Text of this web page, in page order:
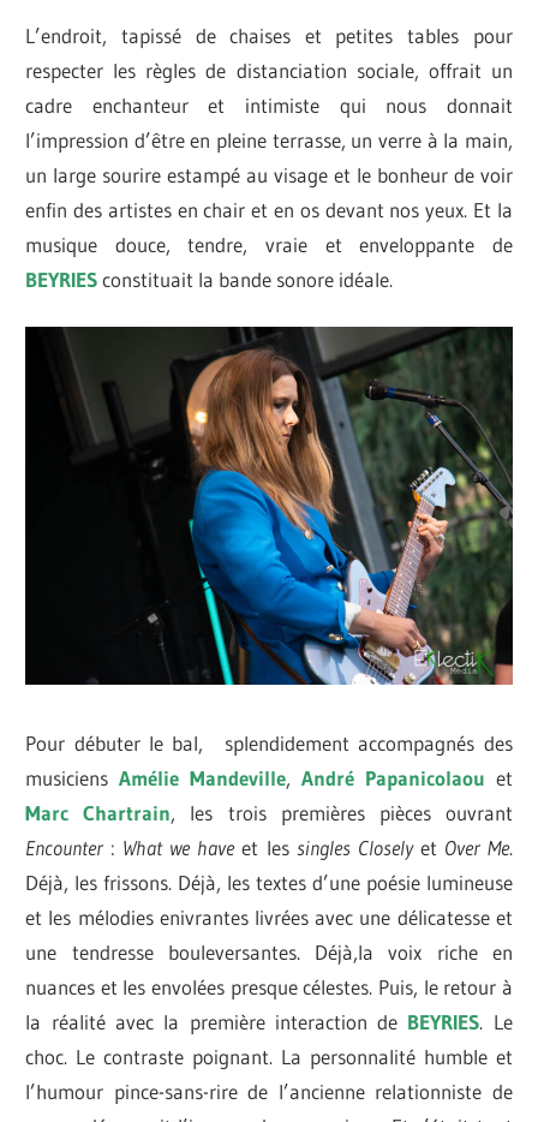
L’endroit, tapissé de chaises et petites tables pour
respecter les règles de distanciation sociale, offrait un
cadre enchanteur et intimiste qui nous donnait
l’impression d’être en pleine terrasse, un verre à la main,
un large sourire estampé au visage et le bonheur de voir
enfin des artistes en chair et en os devant nos yeux. Et la
musique douce, tendre, vraie et enveloppante de
BEYRIES constituait la bande sonore idéale.
Pour débuter le bal, splendidement accompagnés des
musiciensAmélie Mandeville, André Papanicolaou et
Marc Chartrain, les trois premières pièces ouvrant
Encounter : What we haveet les singles Closelyet Over Me.
Déjà, les frissons. Déjà, les textes d’une poésie lumineuse
et les mélodies enivrantes livrées avec une délicatesse et
une tendresse bouleversantes. Déjà,la voix riche en
nuances et les envolées presque célestes. Puis, le retour à
la réalité avec la première interaction de BEYRIES. Le
choc. Le contraste poignant. La personnalité humble et
l’humour pince-sans-rire de l’ancienne relationniste de